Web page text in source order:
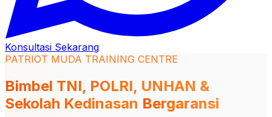
Konsultasi Sekarang
PATRIOT MUDA TRAINING CENTRE
Bimbel TNI, POLRI, UNHAN &
Sekolah Kedinasan Bergaransi